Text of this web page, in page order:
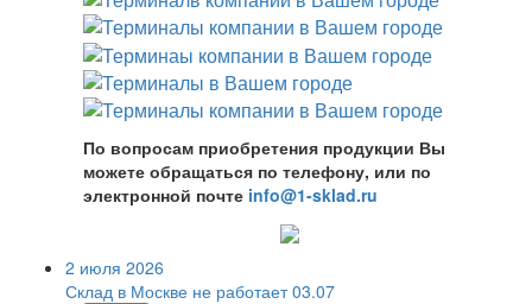
По вопросам приобретения продукции Вы
можете обращаться по телефону, или по
электронной почте info@1-sklad.ru
2 июля 2026
Склад в Москве не работает 03.07